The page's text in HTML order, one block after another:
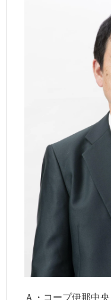
Ａ・コープ伊那中